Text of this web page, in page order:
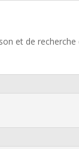
et de